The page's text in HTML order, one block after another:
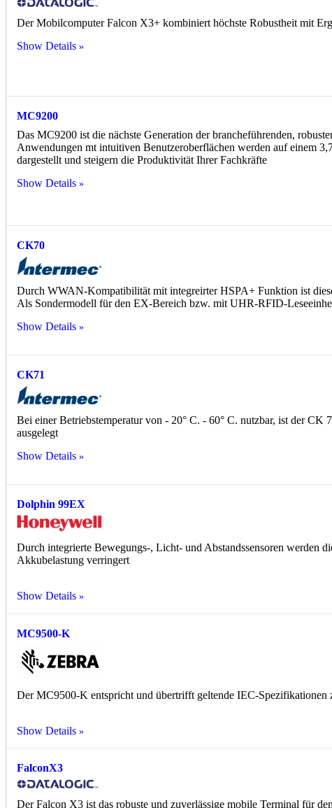
Der Mobilcomputer Falcon X3+ kombiniert höchste Robustheit mit
Show Details
MC9200
Das MC9200 ist die nächste Generation der brancheführenden,
Anwendungen mt intuitiven Benutzeroberflächen werden auf einem
dargestellt und steigern die Produktivität Ihrer Fachkräfte
Show Details
CK70
Durch WWAN-Kompatibilität mit integreirter HSPA+ Funktion ist
Als Sondermodell für den EX-Bereich bzw. mit UHR-RFID-
Show Details
CK71
Bei einer Betriebstemperatur von - 20° C. - 60° C. nutzbar, ist der
ausgelegt
Show Details
Dolphin 99EX
Durch integrierte Bewegungs-, Licht- und Abstandssensoren werden
Akkubelastung verringert
Show Details
MC9500-K
Der MC9500-K entspricht und übertrifft geltende IEC-Spezifikationen
Show Details
FalconX3
Der Falcon X3 ist das robuste und zuverlässige mobile Terminal für